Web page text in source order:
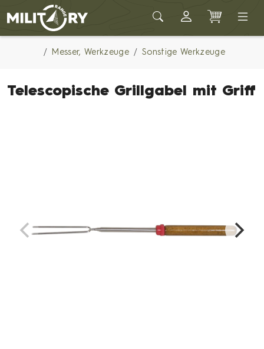
Army shop MILITARY RANGE
Messer, Werkzeuge Sonstige Werkzeuge
Telescopische Grillgabel mit Griff